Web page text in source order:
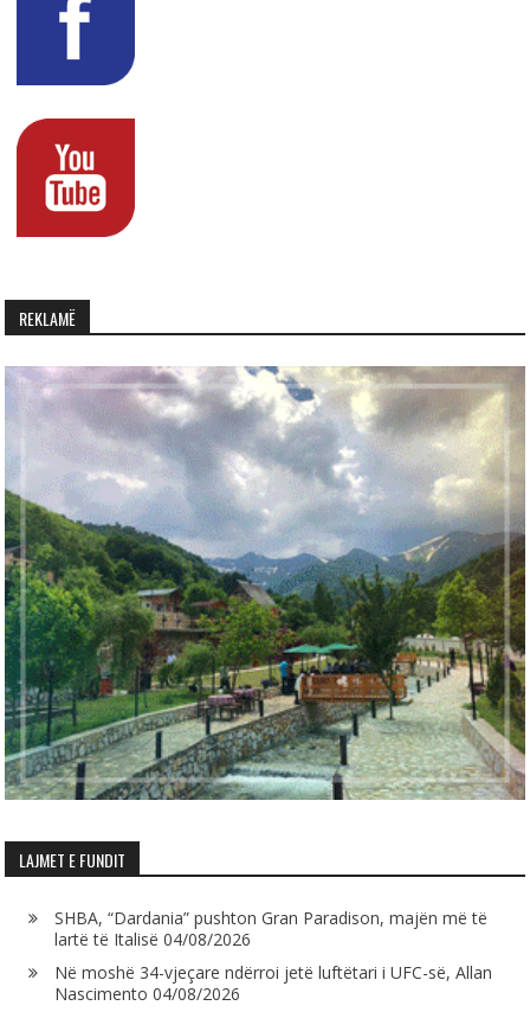
REKLAMË
LAJMET E FUNDIT
SHBA, “Dardania” pushton Gran Paradison, majën më të
lartë të Italisë 04/08/2026
Në moshë 34-vjeçare ndërroi jetë luftëtari i UFC-së, Allan
Nascimento 04/08/2026